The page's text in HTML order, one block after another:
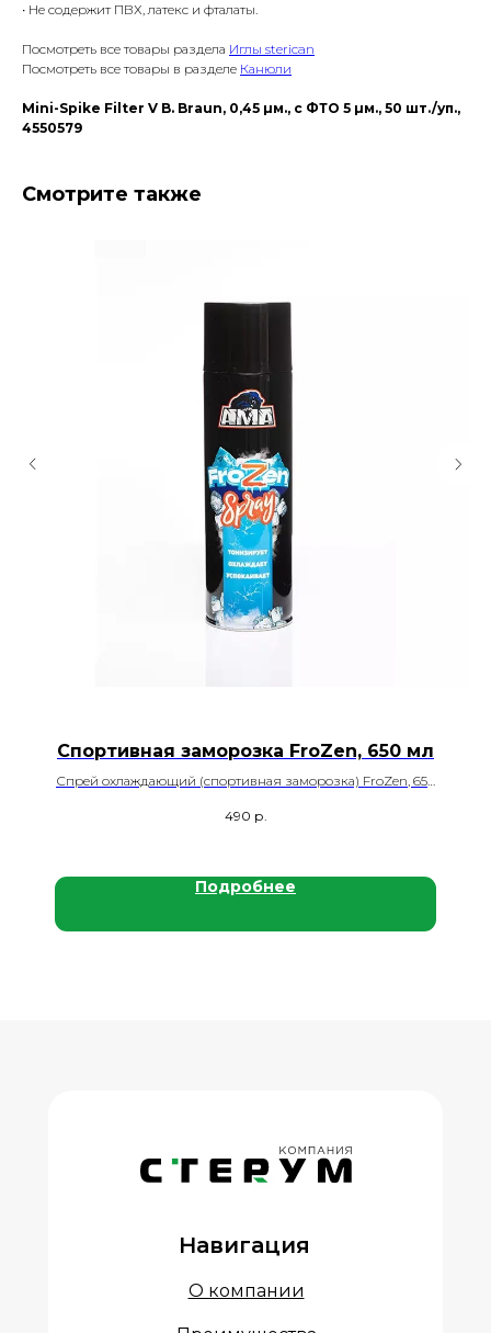
• Не содержит ПВХ, латекс и фталаты.
Посмотреть все товары раздела Иглы sterican
Посмотреть все товары в разделе Канюли
Mini-Spike Filter V B. Braun, 0,45 µм., с ФТО 5 µм., 50 шт./уп.,
4550579
Смотрите также
Спортивная заморозка FroZen, 650 мл
Спрей охлаждающий (спортивная заморозка) FroZen, 650
490 р.
Подробнее
О компании
Навигация